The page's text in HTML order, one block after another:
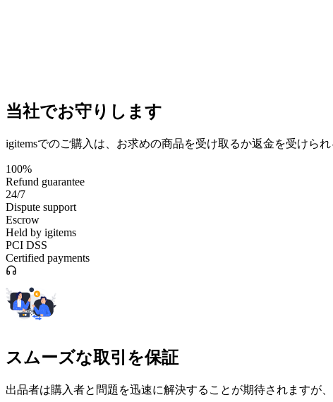
当社でお守りします
igitemsでのご購入は、お求めの商品を受け取るか返金を受けら
100%
Refund guarantee
24/7
Dispute support
Escrow
Held by igitems
PCI DSS
Certified payments
スムーズな取引を保証
出品者は購入者と問題を迅速に解決することが期待されますが